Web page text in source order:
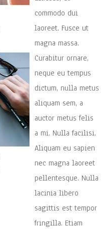
commodo dui
laoreet. Fusce ut
magna massa.
Curabitur ornare,
neque eu tempus
dictum, nulla metus
aliquam sem, a
auctor metus felis
a mi. Nulla facilisi.
Aliquam eu sapien
nec magna laoreet
pellentesque. Nulla
lacinia libero
sagittis est tempor
fringilla. Etiam